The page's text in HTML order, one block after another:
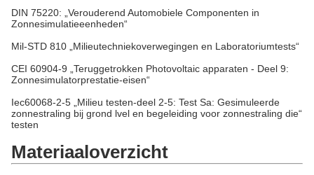
DIN 75220: „Verouderend Automobiele Componenten in
Zonnesimulatieeenheden“
Mil-STD 810 „Milieutechniekoverwegingen en Laboratoriumtests“
CEI 60904-9 „Teruggetrokken Photovoltaic apparaten - Deel 9:
Zonnesimulatorprestatie-eisen“
Iec60068-2-5 „Milieu testen-deel 2-5: Test Sa: Gesimuleerde
zonnestraling bij grond lvel en begeleiding voor zonnestraling die“
testen
Materiaaloverzicht